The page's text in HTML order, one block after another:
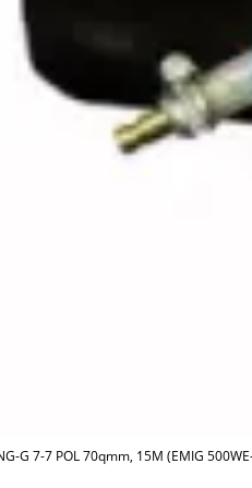
G 7-7 POL 70qmm, 15M (EMIG